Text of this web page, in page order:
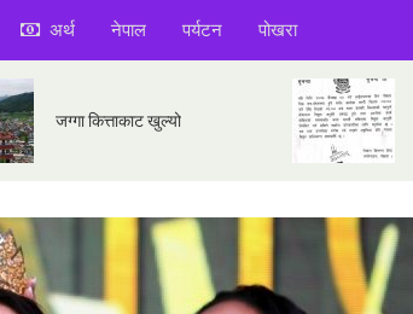
अर्थ नेपाल पर्यटन पोखरा
जग्गा कित्ताकाट खुल्यो